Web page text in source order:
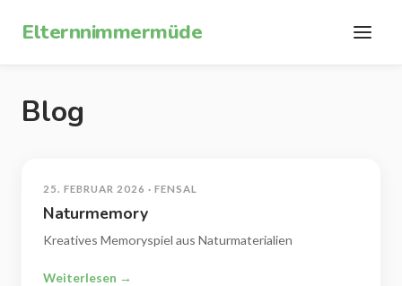
Elternnimmermüde
Blog
25. FEBRUAR 2026 · FENSAL
Naturmemory
Kreatives Memoryspiel aus Naturmaterialien
Weiterlesen →